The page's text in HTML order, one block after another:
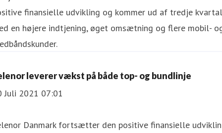
finansielle udvikling og kommer ud af tredje kvartal
en højere indtjening, øget omsætning og flere mobil-
leverer vækst på både top- og bundlinje
Juli 2021 07:01
Danmark fortsætter den positive finansielle